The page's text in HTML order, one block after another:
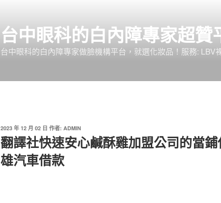
台中眼科的白內障專家超贊
台中眼科的白內障專家做臉機構平台，就選化妝品！服務: LBV
發
佈
於
2023 年 12 月 02 日 作者: ADMIN
翻譯社快速安心鹹酥雞加盟公司的當
雄汽車借款